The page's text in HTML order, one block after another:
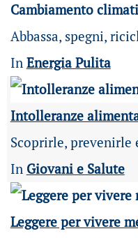
Cambiamento
Abbassa, spegni,
In Energia Pulita
Intolleranze
Scoprirle, prevenirle
In Giovani e Salute
Leggere per vivere